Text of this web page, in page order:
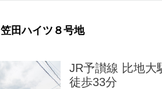
笠田ハイツ８号地
JR予讃線 比地大
徒歩33分